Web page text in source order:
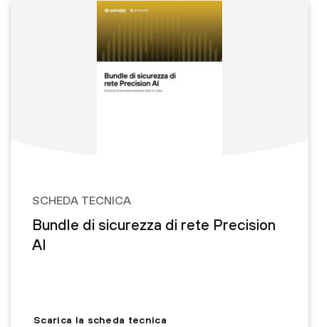
SCHEDA TECNICA
Bundle di sicurezza di rete Precision
AI
Scarica la scheda tecnica